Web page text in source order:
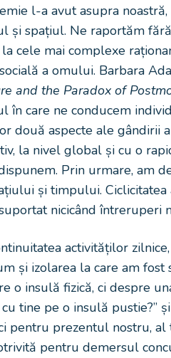
l-a avut asupra
și spațiul. Ne raportăm
cele mai complexe
a omului. Barbara
and the Paradox of
în care ne conducem
două aspecte ale gândirii
la nivel global și cu o
Prin urmare, am
și timpului.
nicicând întreruperi
activităților
și izolarea la care am
o insulă fizică, ci despre
tine pe o insulă pustie?”
pentru prezentul nostru, al
pentru demersul